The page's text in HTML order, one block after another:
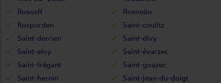
Roscoff
Rosnoën
Rosporden
Saint-coulitz
Saint-derrien
Saint-divy
Saint-eloy
Saint-évarzec
Saint-frégant
Saint-goazec
Saint-hernin
Saint-jean-du-doigt